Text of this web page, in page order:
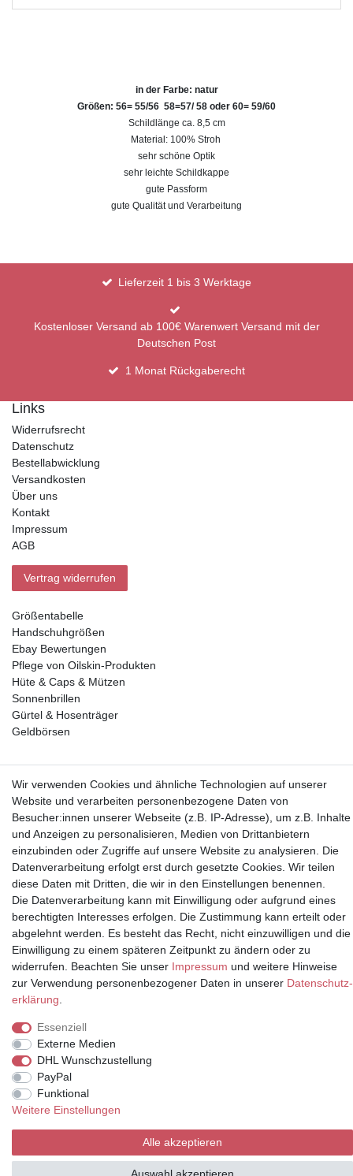
in der Farbe: natur
Größen: 56= 55/56 58=57/ 58 oder 60= 59/60
Schildlänge ca. 8,5 cm
Material: 100% Stroh
sehr schöne Optik
sehr leichte Schildkappe
gute Passform
gute Qualität und Verarbeitung
Lieferzeit 1 bis 3 Werktage
Kostenloser Versand ab 100€ Warenwert Versand mit der
Deutschen Post
1 Monat Rückgaberecht
Links
Widerrufsrecht
Datenschutz
Bestellabwicklung
Versandkosten
Über uns
Kontakt
Impressum
AGB
Vertrag widerrufen
Größentabelle
Handschuhgrößen
Ebay Bewertungen
Pflege von Oilskin-Produkten
Hüte & Caps & Mützen
Sonnenbrillen
Gürtel & Hosenträger
Geldbörsen
Partner
* Alle Preise inkl.
Mehrwertsteuer und zuzüglich
Versand | **ehemaliger
© Copyright 2026 | Alle Rechte vorbehalten.
Wir verwenden Cookies und ähnliche Technologien auf unserer
Website und verarbeiten personenbezogene Daten von
Besucher:innen unserer Webseite (z.B. IP-Adresse), um z.B. Inhalte
und Anzeigen zu personalisieren, Medien von Drittanbietern
einzubinden oder Zugriffe auf unsere Website zu analysieren. Die
Datenverarbeitung erfolgt erst durch gesetzte Cookies. Wir teilen
diese Daten mit Dritten, die wir in den Einstellungen benennen.
Die Datenverarbeitung kann mit Einwilligung oder aufgrund eines
berechtigten Interesses erfolgen. Die Zustimmung kann erteilt oder
abgelehnt werden. Es besteht das Recht, nicht einzuwilligen und die
Einwilligung zu einem späteren Zeitpunkt zu ändern oder zu
widerrufen. Beachten Sie unser Impressum und weitere Hinweise
zur Verwendung personenbezogener Daten in unserer Daten­schutz­
erklärung
Essenziell
Externe Medien
DHL Wunschzustellung
PayPal
Funktional
Weitere Einstellungen
Alle akzeptieren